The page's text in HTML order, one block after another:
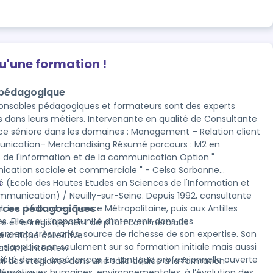
formation !
pédagogiques et formateurs sont des experts
Intervenante en qualité de Consultante
séniore dans les domaines : Management – Relation client
Merchandising Résumé parcours : M2 en
de l'information et de la communication Option "
sociale et commerciale " - Celsa Sorbonne
(Ecole des Hautes Etudes en Sciences de l'Information et
/ Neuilly-sur-Seine. Depuis 1992, consultante
d ’abord en France Métropolitaine, puis aux Antilles
Elle a eu l’opportunité d’intervenir dans des
très variés, source de richesse de son expertise. Son
s’appuie non seulement sur sa formation initiale mais aussi
de ses expériences. En tant que professionnelle ouverte
pédagogiques
et enregistrement de pitch commerciaux
critique collective
d’interview
des stagiaires dans une salle dédiée à la formation